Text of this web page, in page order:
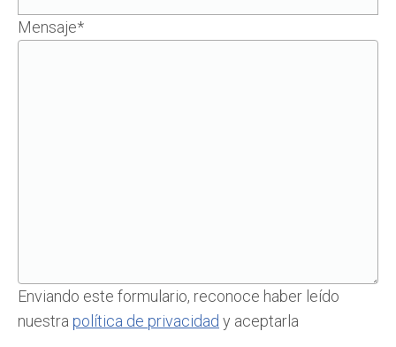
Mensaje*
Enviando este formulario, reconoce haber leído
nuestra política de privacidad y aceptarla